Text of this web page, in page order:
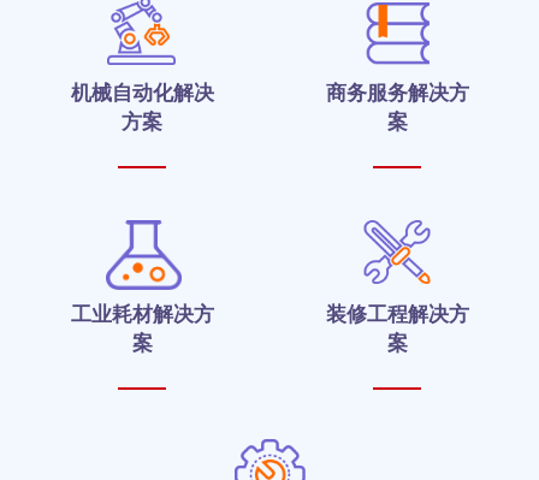
机械自动化解决
方案
商务服务解决方
案
工业耗材解决方
案
装修工程解决方
案